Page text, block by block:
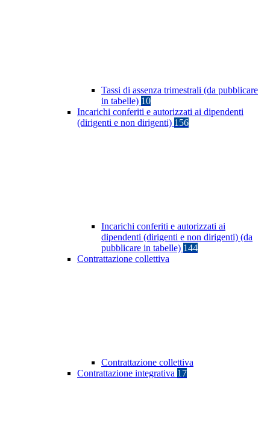
Tassi di assenza trimestrali (da pubblicare
in tabelle) 10
Incarichi conferiti e autorizzati ai dipendenti
(dirigenti e non dirigenti) 156
Incarichi conferiti e autorizzati ai
dipendenti (dirigenti e non dirigenti) (da
pubblicare in tabelle) 144
Contrattazione collettiva
Contrattazione collettiva
Contrattazione integrativa 17